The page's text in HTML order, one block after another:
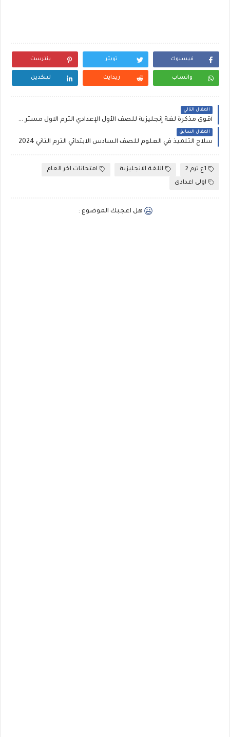
فيسبوك تويتر بنترست
واتساب ريدايت لينكدين
المقال التالي
أقوى مذكرة لغة إنجليزية للصف الأول الإعدادي الترم الاول مستر عبد الباري علي، سلسلة Superior إنجليزي أولى ترم ثان
المقال السابق
سلاح التلميذ في العلوم للصف السادس الابتدائي الترم التاني 2024
1ع ترم 2 اللغة الانجليزية
امتحانات اخر العام
اولى اعدادى
هل اعجبك الموضوع :